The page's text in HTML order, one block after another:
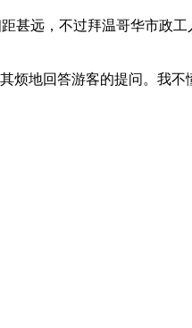
甚远，不过拜温哥华市政
烦地回答游客的提问。我不